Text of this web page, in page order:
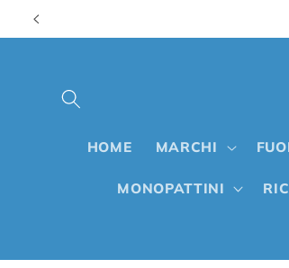
direttamente
ai contenuti
HOME MARCHI
MONOPATTINI